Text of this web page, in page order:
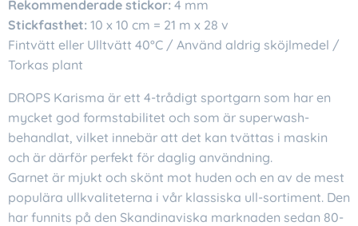
Rekommenderade stickor: 4 mm
Stickfasthet: 10 x 10 cm = 21 m x 28 v
Fintvätt eller Ulltvätt 40°C / Använd aldrig sköjlmedel /
Torkas plant
DROPS Karisma är ett 4-trådigt sportgarn som har en
mycket god formstabilitet och som är superwash-
behandlat, vilket innebär att det kan tvättas i maskin
och är därför perfekt för daglig användning.
Garnet är mjukt och skönt mot huden och en av de mest
populära ullkvaliteterna i vår klassiska ull-sortiment. Den
har funnits på den Skandinaviska marknaden sedan 80-